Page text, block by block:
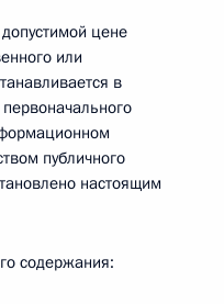
цене
или
в
публичного
настоящим
содержания: